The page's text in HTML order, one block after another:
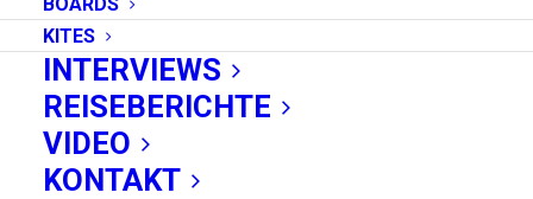
KITES
INTERVIEWS
REISEBERICHTE
VIDEO
KONTAKT
VDWS: Neue